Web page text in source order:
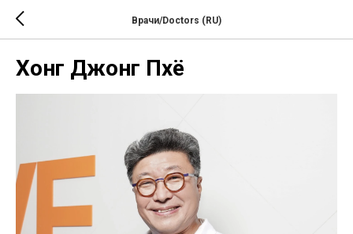
Врачи/Doctors (RU)
Хонг Джонг Пхё